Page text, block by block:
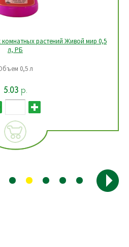
комнатных растений Живой мир 0,5
л, РБ
0,5 л
5.03 р.